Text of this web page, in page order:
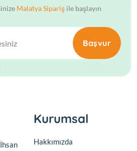
Malatya Siparişile başlayın
Başvur
Kurumsal
Hakkımızda